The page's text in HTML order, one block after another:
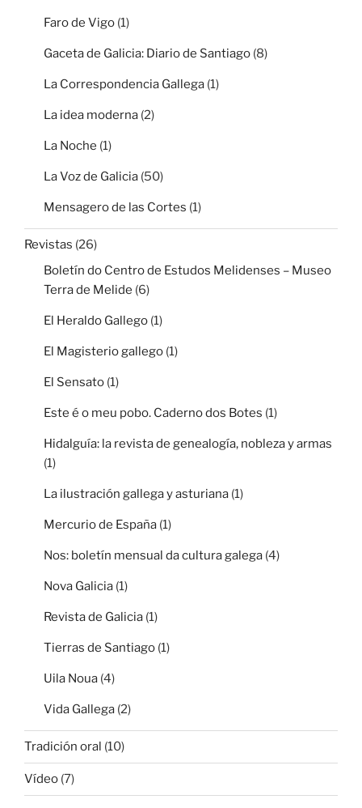
Faro de Vigo (1)
Gaceta de Galicia: Diario de Santiago (8)
La Correspondencia Gallega (1)
La idea moderna (2)
La Noche (1)
La Voz de Galicia (50)
Mensagero de las Cortes (1)
Revistas (26)
Boletín do Centro de Estudos Melidenses – Museo
Terra de Melide (6)
El Heraldo Gallego (1)
El Magisterio gallego (1)
El Sensato (1)
Este é o meu pobo. Caderno dos Botes (1)
Hidalguía: la revista de genealogía, nobleza y armas
(1)
La ilustración gallega y asturiana (1)
Mercurio de España (1)
Nos: boletín mensual da cultura galega (4)
Nova Galicia (1)
Revista de Galicia (1)
Tierras de Santiago (1)
Uila Noua (4)
Vida Gallega (2)
Tradición oral (10)
Vídeo (7)